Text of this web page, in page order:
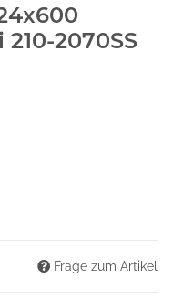
2070SS
Frage zum Artikel